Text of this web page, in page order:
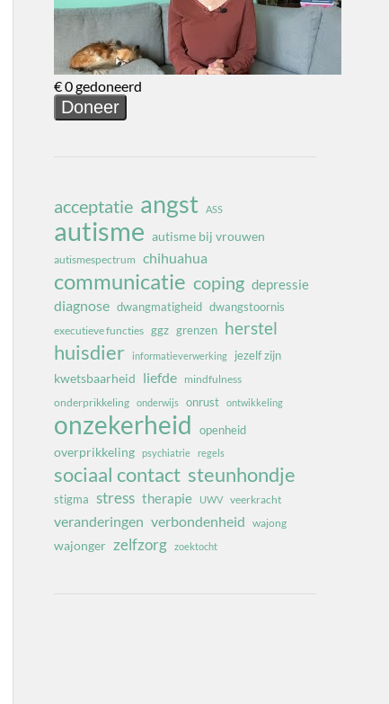
acceptatie angst ASS
autisme autisme bij vrouwen
autismespectrum chihuahua
communicatie coping depressie
diagnose dwangmatigheid dwangstoornis
executieve functies ggz grenzen herstel
huisdier informatieverwerking jezelf zijn
kwetsbaarheid liefde
mindfulness
onderprikkeling
onderwijs onrust ontwikkeling
onzekerheid openheid
overprikkeling psychiatrie regels
sociaal contact steunhondje
stigma stress therapie UWV veerkracht
veranderingen verbondenheid wajong
wajonger zelfzorg zoektocht